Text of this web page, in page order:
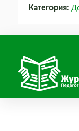
Категория: